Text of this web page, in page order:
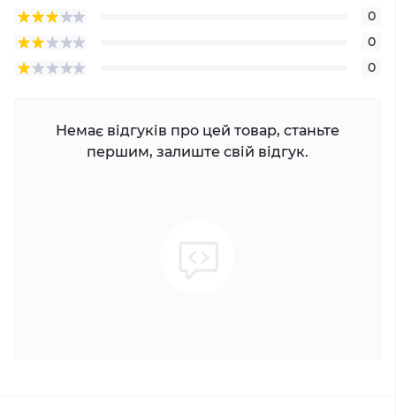
0
0
0
Немає відгуків про цей товар, станьте
першим, залиште свій відгук.